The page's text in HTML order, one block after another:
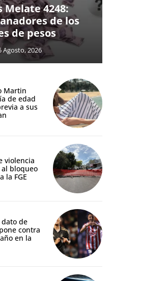
Melate 4248:
de los
de pesos
Agosto, 2026
Martin
de edad
a sus
violencia
bloqueo
la FGE
dato de
contra
en la